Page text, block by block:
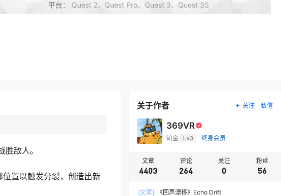
平台： Quest 2、Quest Pro、Quest 3、Quest 3S
敌人。
置以触发分裂，创造出新
关于作者 关注 私信
369VR
铂金 Lv3 终身会员
文章
4403
评论
264
关注
0
粉丝
56
[文章] 《回声漂移》Echo Drift